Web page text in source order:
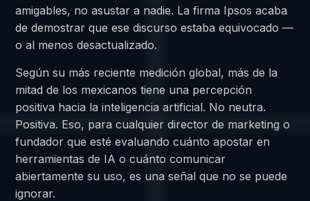
amigables, no asustar a nadie. La firma Ipsos acaba
de demostrar que ese discurso estaba equivocado —
o al menos desactualizado.
Según su más reciente medición global, más de la
mitad de los mexicanos tiene una percepción
positiva hacia la inteligencia artificial. No neutra.
Positiva. Eso, para cualquier director de marketing o
fundador que esté evaluando cuánto apostar en
herramientas de IA o cuánto comunicar
abiertamente su uso, es una señal que no se puede
ignorar.